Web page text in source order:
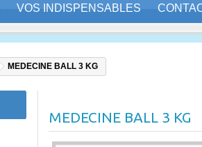
VOS INDISPENSABLES
MEDECINE BALL 3 KG
MEDECINE BALL 3 KG